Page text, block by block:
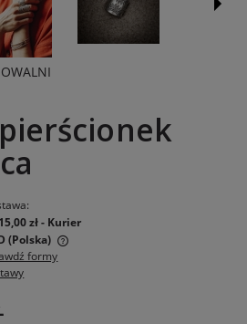
zł- Kurier
(Polska)
kosztów płatności
formy